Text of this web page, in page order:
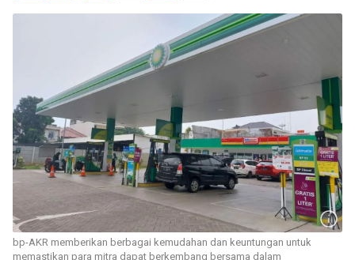
bp-AKR memberikan berbagai kemudahan dan keuntungan untuk
memastikan para mitra dapat berkembang bersama dalam